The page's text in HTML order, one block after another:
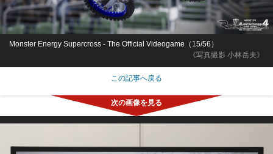
《写真撮影 小林岳夫》
Monster Energy Supercross - The Official Videogame（15/56）
この記事へ戻る